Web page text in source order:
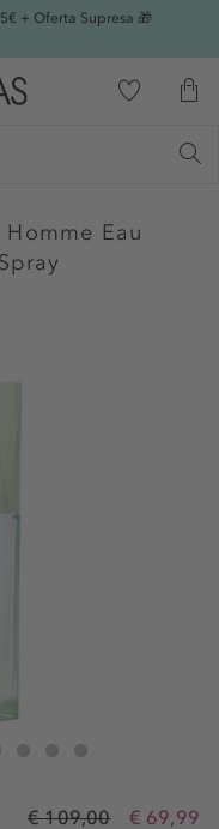
+ Oferta Supresa 🎁
Eau
Eau Essentielle Eau de Parfum Spray
€ 109,00 € 69,99